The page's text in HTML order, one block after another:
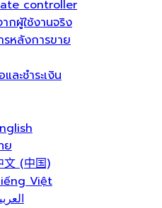
controller
กผู้ใช้งานจริง
รหลังการขาย
ละชำระเงิน
ย
文 (中国)
Việt